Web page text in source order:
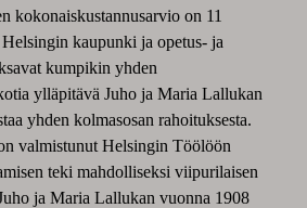
kokonaiskustannusarvio on 11
kaupunki ja opetus- ja
kumpikin yhden
ylläpitävä Juho ja Maria Lallukan
yhden kolmasosan rahoituksesta.
valmistunut Helsingin Töölöön
teki mahdolliseksi viipurilaisen
ja Maria Lallukan vuonna 1908